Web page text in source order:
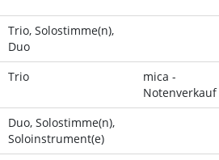
Trio, Solostimme(n),
Duo
Trio
mica -
Notenverkauf
Duo, Solostimme(n),
Soloinstrument(e)